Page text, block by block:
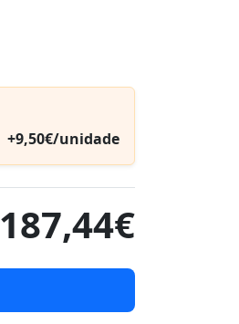
+9,50€/unidade
187,44€